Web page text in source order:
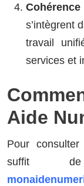
s’intègrent
travail
services et
Aide
Pour
suffit